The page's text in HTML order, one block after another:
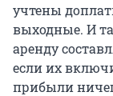
учтены
выходные. И
аренду
если их
прибыли